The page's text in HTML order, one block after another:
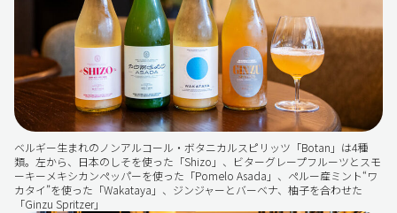
ベルギー生まれのノンアルコール・ボタニカルスピリッツ「Botan」は4種
類。左から、日本のしそを使った「Shizo」、ビターグレープフルーツとスモ
ーキーメキシカンペッパーを使った「Pomelo Asada」、ペルー産ミント“ワ
カタイ”を使った「Wakataya」、ジンジャーとバーベナ、柚子を合わせた
「Ginzu Spritzer」